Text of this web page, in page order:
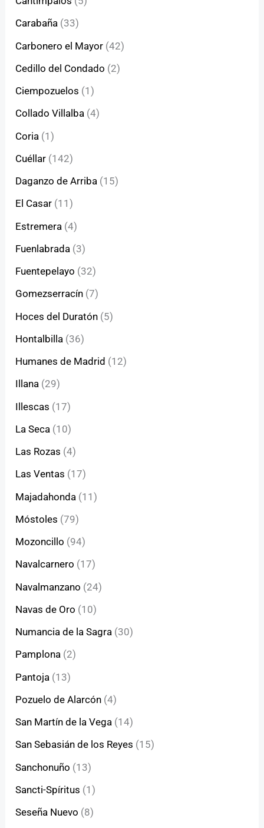
Carabaña (33)
Carbonero el Mayor (42)
Cedillo del Condado (2)
Ciempozuelos (1)
Collado Villalba (4)
Coria (1)
Cuéllar (142)
Daganzo de Arriba (15)
El Casar (11)
Estremera (4)
Fuenlabrada (3)
Fuentepelayo (32)
Gomezserracín (7)
Hoces del Duratón (5)
Hontalbilla (36)
Humanes de Madrid (12)
Illana (29)
Illescas (17)
La Seca (10)
Las Rozas (4)
Las Ventas (17)
Majadahonda (11)
Móstoles (79)
Mozoncillo (94)
Navalcarnero (17)
Navalmanzano (24)
Navas de Oro (10)
Numancia de la Sagra (30)
Pamplona (2)
Pantoja (13)
Pozuelo de Alarcón (4)
San Martín de la Vega (14)
San Sebasián de los Reyes (15)
Sanchonuño (13)
Sancti-Spíritus (1)
Seseña Nuevo (8)